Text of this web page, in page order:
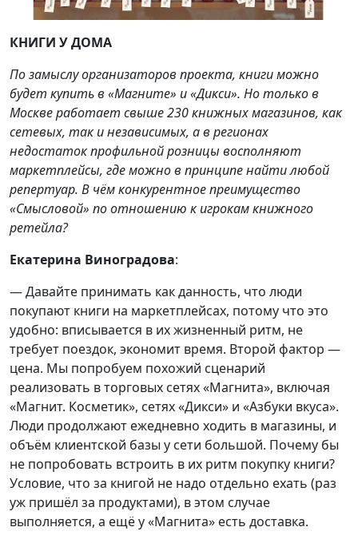
КНИГИ У ДОМА
По замыслу организаторов проекта, книги можно
будет купить в «Магните» и «Дикси». Но только в
Москве работает свыше 230 книжных магазинов, как
сетевых, так и независимых, а в регионах
недостаток профильной розницы восполняют
маркетплейсы, где можно в принципе найти любой
репертуар. В чём конкурентное преимущество
«Смысловой» по отношению к игрокам книжного
ретейла?
Екатерина Виноградова:
— Давайте принимать как данность, что люди
покупают книги на маркетплейсах, потому что это
удобно: вписывается в их жизненный ритм, не
требует поездок, экономит время. Второй фактор —
цена. Мы попробуем похожий сценарий
реализовать в торговых сетях «Магнита», включая
«Магнит. Косметик», сетях «Дикси» и «Азбуки вкуса».
Люди продолжают ежедневно ходить в магазины, и
объём клиентской базы у сети большой. Почему бы
не попробовать встроить в их ритм покупку книги?
Условие, что за книгой не надо отдельно ехать (раз
уж пришёл за продуктами), в этом случае
выполняется, а ещё у «Магнита» есть доставка.